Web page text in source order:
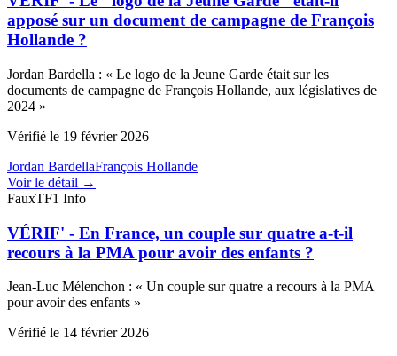
apposé sur un document de campagne de François
Hollande ?
Jordan Bardella : « Le logo de la Jeune Garde était sur les
documents de campagne de François Hollande, aux législatives de
2024 »
Vérifié le 19 février 2026
Jordan BardellaFrançois Hollande
Voir le détail →
FauxTF1 Info
VÉRIF' - En France, un couple sur quatre a-t-il
recours à la PMA pour avoir des enfants ?
Jean-Luc Mélenchon : « Un couple sur quatre a recours à la PMA
pour avoir des enfants »
Vérifié le 14 février 2026